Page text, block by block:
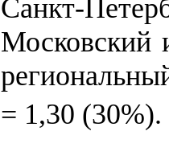
Санкт-
Московский
= 1,30 (30%).